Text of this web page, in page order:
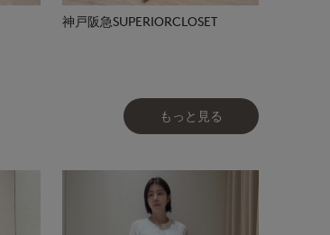
神戸阪急SUPERIORCLOSET
もっと見る